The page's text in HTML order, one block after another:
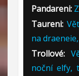
Pandareni:
Taureni:
na
Trollové:
noční elfy,